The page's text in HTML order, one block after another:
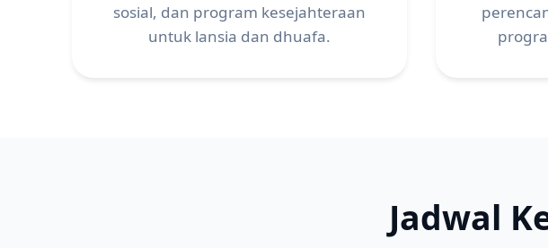
sosial, dan program kesejahteraan
untuk lansia dan dhuafa.
Jadwal